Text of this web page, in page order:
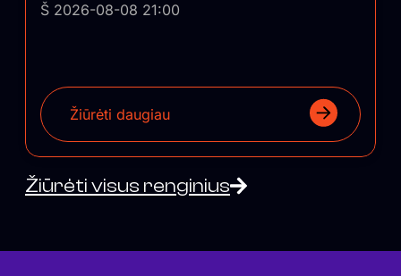
Š 2026-08-08 21:00
Žiūrėti daugiau
Žiūrėti visus renginius